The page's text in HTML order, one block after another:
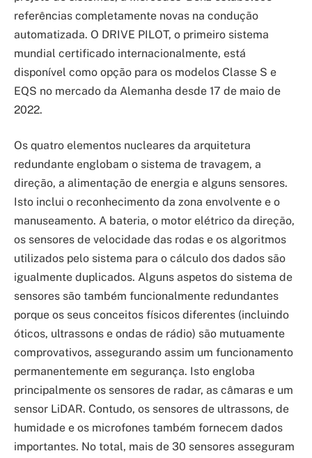
referências completamente novas na condução
automatizada. O DRIVE PILOT, o primeiro sistema
mundial certificado internacionalmente, está
disponível como opção para os modelos Classe S e
EQS no mercado da Alemanha desde 17 de maio de
2022.
Os quatro elementos nucleares da arquitetura
redundante englobam o sistema de travagem, a
direção, a alimentação de energia e alguns sensores.
Isto inclui o reconhecimento da zona envolvente e o
manuseamento. A bateria, o motor elétrico da direção,
os sensores de velocidade das rodas e os algoritmos
utilizados pelo sistema para o cálculo dos dados são
igualmente duplicados. Alguns aspetos do sistema de
sensores são também funcionalmente redundantes
porque os seus conceitos físicos diferentes (incluindo
óticos, ultrassons e ondas de rádio) são mutuamente
comprovativos, assegurando assim um funcionamento
permanentemente em segurança. Isto engloba
principalmente os sensores de radar, as câmaras e um
sensor LiDAR. Contudo, os sensores de ultrassons, de
humidade e os microfones também fornecem dados
importantes. No total, mais de 30 sensores asseguram